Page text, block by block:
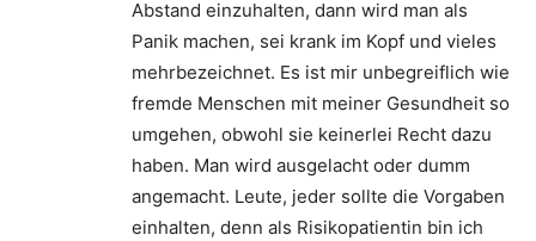
Abstand einzuhalten, dann wird man als
Panik machen, sei krank im Kopf und vieles
mehrbezeichnet. Es ist mir unbegreiflich wie
fremde Menschen mit meiner Gesundheit so
umgehen, obwohl sie keinerlei Recht dazu
haben. Man wird ausgelacht oder dumm
angemacht. Leute, jeder sollte die Vorgaben
einhalten, denn als Risikopatientin bin ich